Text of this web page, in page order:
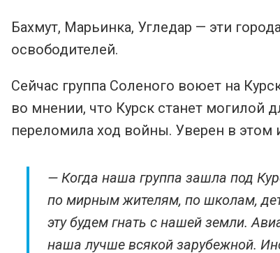
Бахмут, Марьинка, Угледар — эти
освободителей.
Сейчас группа Соленого воюет на
во мнении, что Курск станет могилой
переломила ход войны. Уверен в этом
— Когда наша группа зашла под
по мирным жителям, по школам,
эту будем гнать с нашей земли.
наша лучше всякой зарубежной.